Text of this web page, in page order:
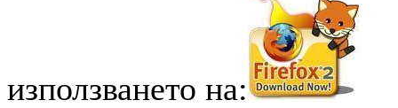
използването на: